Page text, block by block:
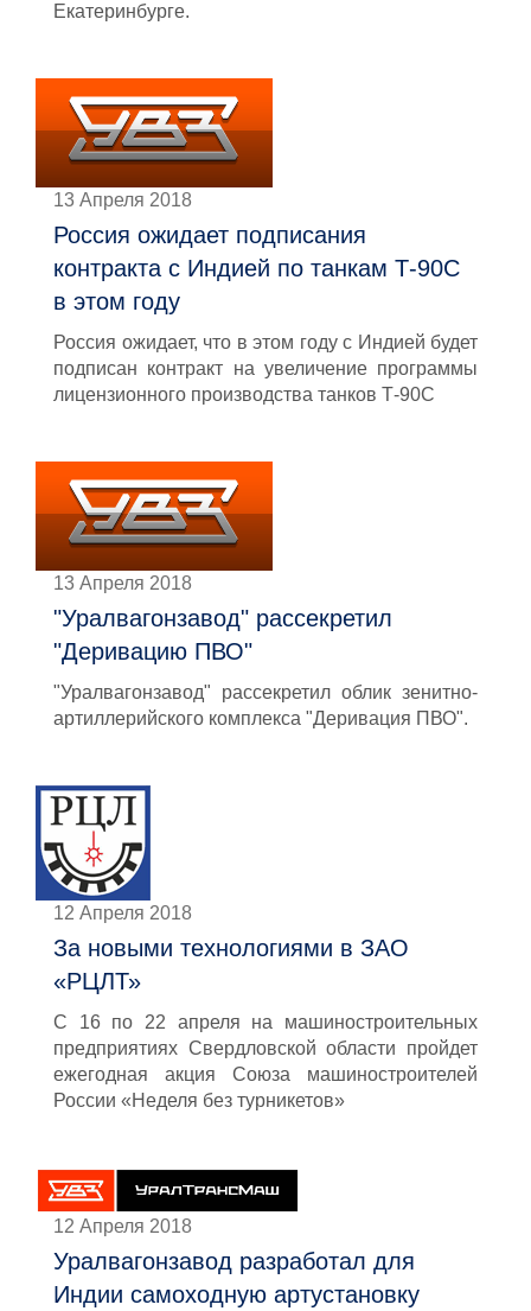
Екатеринбурге.
13 Апреля 2018
Россия ожидает подписания
контракта с Индией по танкам Т-90С
в этом году
Россия ожидает, что в этом году с Индией будет
подписан контракт на увеличение программы
лицензионного производства танков Т-90С
13 Апреля 2018
"Уралвагонзавод" рассекретил
"Деривацию ПВО"
"Уралвагонзавод" рассекретил облик зенитно-
артиллерийского комплекса "Деривация ПВО".
12 Апреля 2018
За новыми технологиями в ЗАО
«РЦЛТ»
С 16 по 22 апреля на машиностроительных
предприятиях Свердловской области пройдет
ежегодная акция Союза машиностроителей
России «Неделя без турникетов»
12 Апреля 2018
Уралвагонзавод разработал для
Индии самоходную артустановку